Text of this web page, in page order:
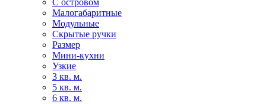
С островом
Малогабаритные
Модульные
Скрытые ручки
Размер
Мини-кухни
Узкие
3 кв. м.
5 кв. м.
6 кв. м.